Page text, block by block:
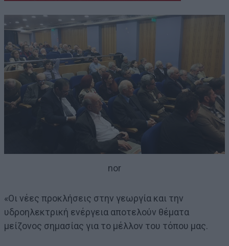
nor
«Οι νέες προκλήσεις στην γεωργία και την
υδροηλεκτρική ενέργεια αποτελούν θέματα
μείζονος σημασίας για το μέλλον του τόπου μας.